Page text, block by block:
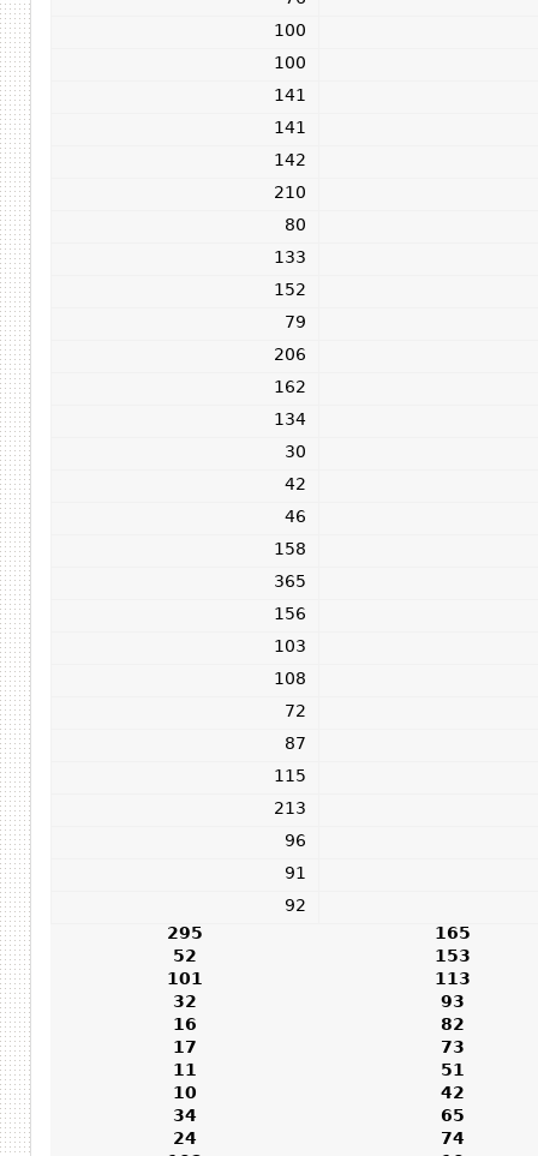
100
100
141
141
142
210
80
133
152
79
206
162
134
30
42
46
158
365
156
103
108
72
87
115
213
96
91
92
165
295
153
52
113
101
93
32
82
16
73
17
51
11
42
10
65
34
74
24